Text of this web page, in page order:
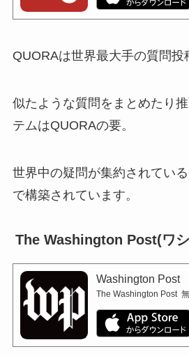
QUORAは世界最大手の質問投
似たような質問をまとめたり
テムはQUORAの要。
世界中の疑問が集約されてい
で構築されています。
The Washington Post(ワ
Washington Post
The Washington Post